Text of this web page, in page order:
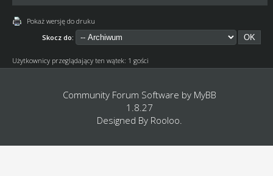
Pokaż wersję do druku
Skocz do:
Użytkownicy przeglądający ten wątek: 1 gości
Community Forum Software by MyBB
1.8.27
Designed By Rooloo